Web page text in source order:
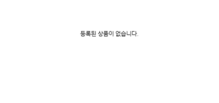
등록된 상품이 없습니다.